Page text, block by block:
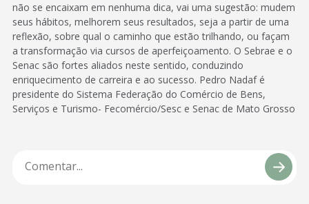
não se encaixam em nenhuma dica, vai uma sugestão: mudem
seus hábitos, melhorem seus resultados, seja a partir de uma
reflexão, sobre qual o caminho que estão trilhando, ou façam
a transformação via cursos de aperfeiçoamento. O Sebrae e o
Senac são fortes aliados neste sentido, conduzindo
enriquecimento de carreira e ao sucesso. Pedro Nadaf é
presidente do Sistema Federação do Comércio de Bens,
Serviços e Turismo- Fecomércio/Sesc e Senac de Mato Grosso